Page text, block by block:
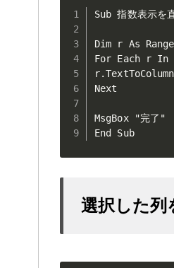
Sub 指数表示
Dim r As Range
For Each r In
Next
MsgBox "完了"
End Sub
選択した列